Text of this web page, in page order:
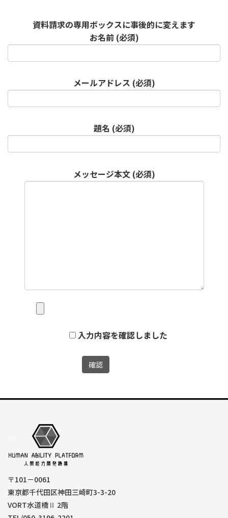
資料請求の専用ボックスに事後的に変えます
お名前 (必須)
メールアドレス (必須)
題名 (必須)
メッセージ本文 (必須)
入力内容を確認しました
〒101－0061
東京都千代田区神田三崎町3-3-20
VORT水道橋Ⅱ 2階